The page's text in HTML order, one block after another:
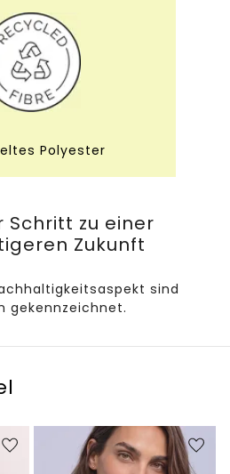
Polyester
Schritt zu einer
Zukunft
sind
gekennzeichnet.